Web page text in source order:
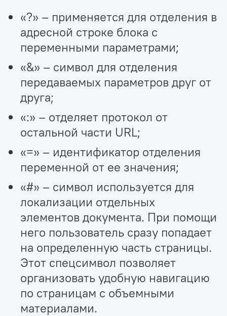
«?» – применяется для отделения в
адресной строке блока с
переменными параметрами;
«&» – символ для отделения
передаваемых параметров друг от
друга;
«:» – отделяет протокол от
остальной части URL;
«=» – идентификатор отделения
переменной от ее значения;
«#» – символ используется для
локализации отдельных
элементов документа. При помощи
него пользователь сразу попадает
на определенную часть страницы.
Этот спецсимвол позволяет
организовать удобную навигацию
по страницам с объемными
материалами.